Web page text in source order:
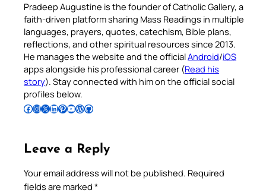
Pradeep Augustine is the founder of Catholic Gallery, a
faith-driven platform sharing Mass Readings in multiple
languages, prayers, quotes, catechism, Bible plans,
reflections, and other spiritual resources since 2013.
He manages the website and the officialAndroid/iOS
apps alongside his professional career (Read his
story). Stay connected with him on the official social
profiles below.
Follow Pradeep on Facebook Follow Pradeep on InstagramFollow Pradeep on X Follow Pradeep on LinkedIn Follow Pradeep on Pinterest Subscribe to Pradeep’s Youtube Channel Follow Pradeep on WordPress Follow Pradeep on GitHub
Leave a Reply
Your email address will not be published. Required
fields are marked *